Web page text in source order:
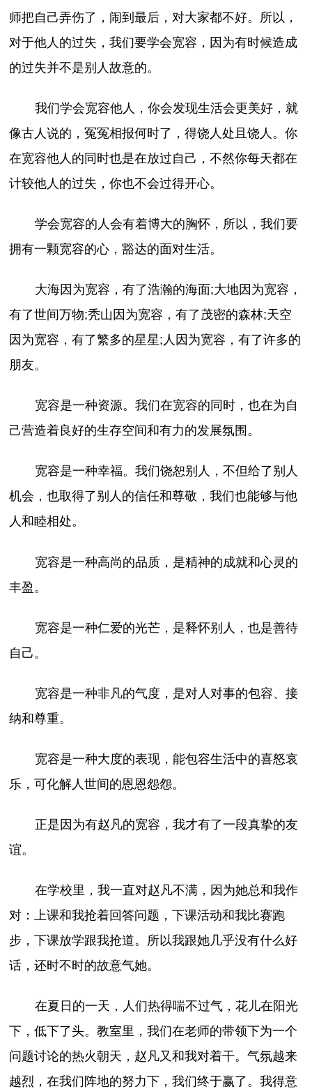
师把自己弄伤了，闹到最后，对大家都不好。所以，
对于他人的过失，我们要学会宽容，因为有时候造成
的过失并不是别人故意的。
我们学会宽容他人，你会发现生活会更美好，就
像古人说的，冤冤相报何时了，得饶人处且饶人。你
在宽容他人的同时也是在放过自己，不然你每天都在
计较他人的过失，你也不会过得开心。
学会宽容的人会有着博大的胸怀，所以，我们要
拥有一颗宽容的心，豁达的面对生活。
大海因为宽容，有了浩瀚的海面;大地因为宽容，
有了世间万物;秃山因为宽容，有了茂密的森林;天空
因为宽容，有了繁多的星星;人因为宽容，有了许多的
朋友。
宽容是一种资源。我们在宽容的同时，也在为自
己营造着良好的生存空间和有力的发展氛围。
宽容是一种幸福。我们饶恕别人，不但给了别人
机会，也取得了别人的信任和尊敬，我们也能够与他
人和睦相处。
宽容是一种高尚的品质，是精神的成就和心灵的
丰盈。
宽容是一种仁爱的光芒，是释怀别人，也是善待
自己。
宽容是一种非凡的气度，是对人对事的包容、接
纳和尊重。
宽容是一种大度的表现，能包容生活中的喜怒哀
乐，可化解人世间的恩恩怨怨。
正是因为有赵凡的宽容，我才有了一段真挚的友
谊。
在学校里，我一直对赵凡不满，因为她总和我作
对：上课和我抢着回答问题，下课活动和我比赛跑
步，下课放学跟我抢道。所以我跟她几乎没有什么好
话，还时不时的故意气她。
在夏日的一天，人们热得喘不过气，花儿在阳光
下，低下了头。教室里，我们在老师的带领下为一个
问题讨论的热火朝天，赵凡又和我对着干。气氛越来
越烈，在我们阵地的努力下，我们终于赢了。我得意